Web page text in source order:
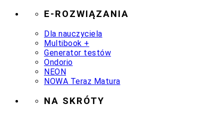
E-ROZWIĄZANIA
Dla nauczyciela
Multibook +
Generator testów
Ondorio
NEON
NOWA Teraz Matura
NA SKRÓTY